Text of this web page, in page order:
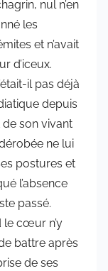
nul n’en
les
et n’avait
d’iceux.
il pas déjà
depuis
son vivant
ne lui
postures et
l’absence
passé.
le cœur n’y
battre après
de ses